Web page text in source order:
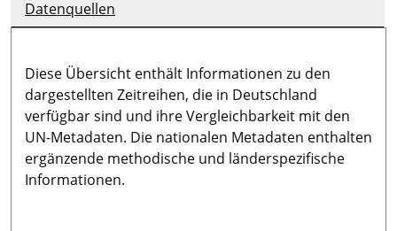
Datenquellen
Diese Übersicht enthält Informationen zu den
dargestellten Zeitreihen, die in Deutschland
verfügbar sind und ihre Vergleichbarkeit mit den
UN-Metadaten. Die nationalen Metadaten enthalten
ergänzende methodische und länderspezifische
Informationen.